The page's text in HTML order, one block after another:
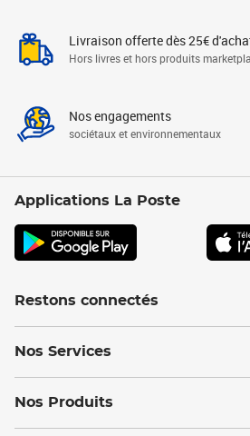
Livraison offerte dès 25€
Hors livres et hors produits
Nos engagements
sociétaux et environnementaux
Applications La Poste
Restons connectés
Nos Services
Nos Produits